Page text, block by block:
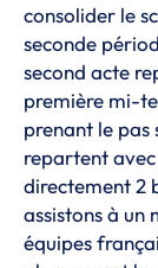
consolider le
seconde
second acte
première mi-
prenant le pas
repartent
directement 2
assistons à un
équipes